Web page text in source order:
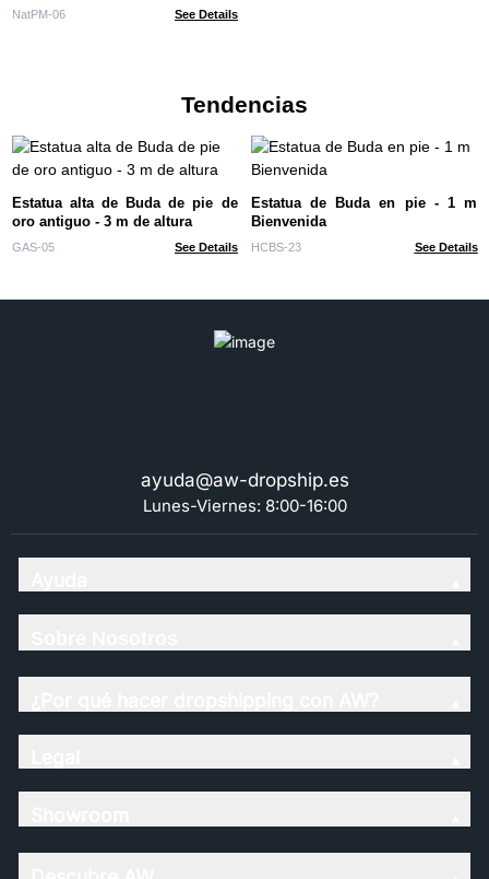
NatPM-06 See Details
Tendencias
Estatua alta de Buda de pie de
oro antiguo - 3 m de altura
GAS-05 See Details
Estatua de Buda en pie - 1 m
Bienvenida
HCBS-23 See Details
ayuda@aw-dropship.es
Lunes-Viernes: 8:00-16:00